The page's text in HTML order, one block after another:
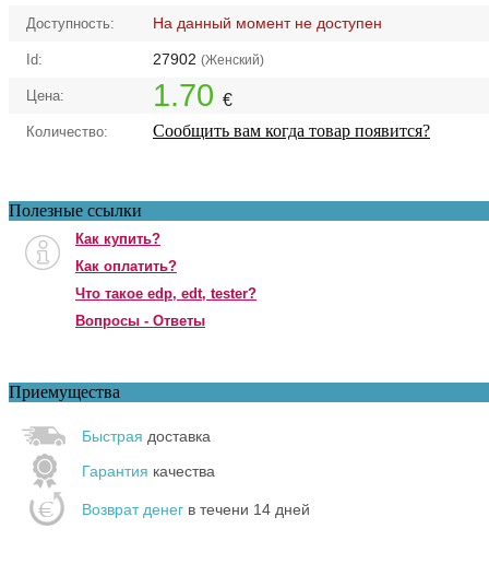
Доступность: На данный момент не доступен
Id: 27902 (Женский)
Цена: 1.70 €
Количество: Сообщить вам когда товар появится?
Полезные ссылки
Как купить?
Как оплатить?
Что такое edp, edt, tester?
Вопросы - Ответы
Приемущества
Быстрая доставка
Гарантия качества
Возврат денег в течени 14 дней